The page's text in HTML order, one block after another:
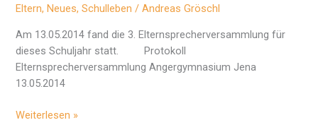
Eltern,Neues,Schulleben /Andreas Gröschl
Am 13.05.2014 fand die 3. Elternsprecherversammlung für
dieses Schuljahr statt. Protokoll
Elternsprecherversammlung Angergymnasium Jena
13.05.2014
Elternsprecherversammlung
Weiterlesen »